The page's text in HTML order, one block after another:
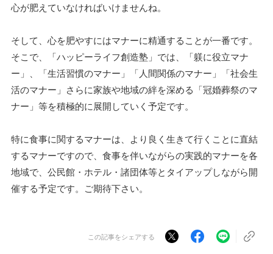
心が肥えていなければいけませんね。
そして、心を肥やすにはマナーに精通することが一番です。
そこで、「ハッピーライフ創造塾」では、「躾に役立マナ
ー」、「生活習慣のマナー」「人間関係のマナー」「社会生
活のマナー」さらに家族や地域の絆を深める「冠婚葬祭のマ
ナー」等を積極的に展開していく予定です。
特に食事に関するマナーは、より良く生きて行くことに直結
するマナーですので、食事を伴いながらの実践的マナーを各
地域で、公民館・ホテル・諸団体等とタイアップしながら開
催する予定です。ご期待下さい。
この記事をシェアする